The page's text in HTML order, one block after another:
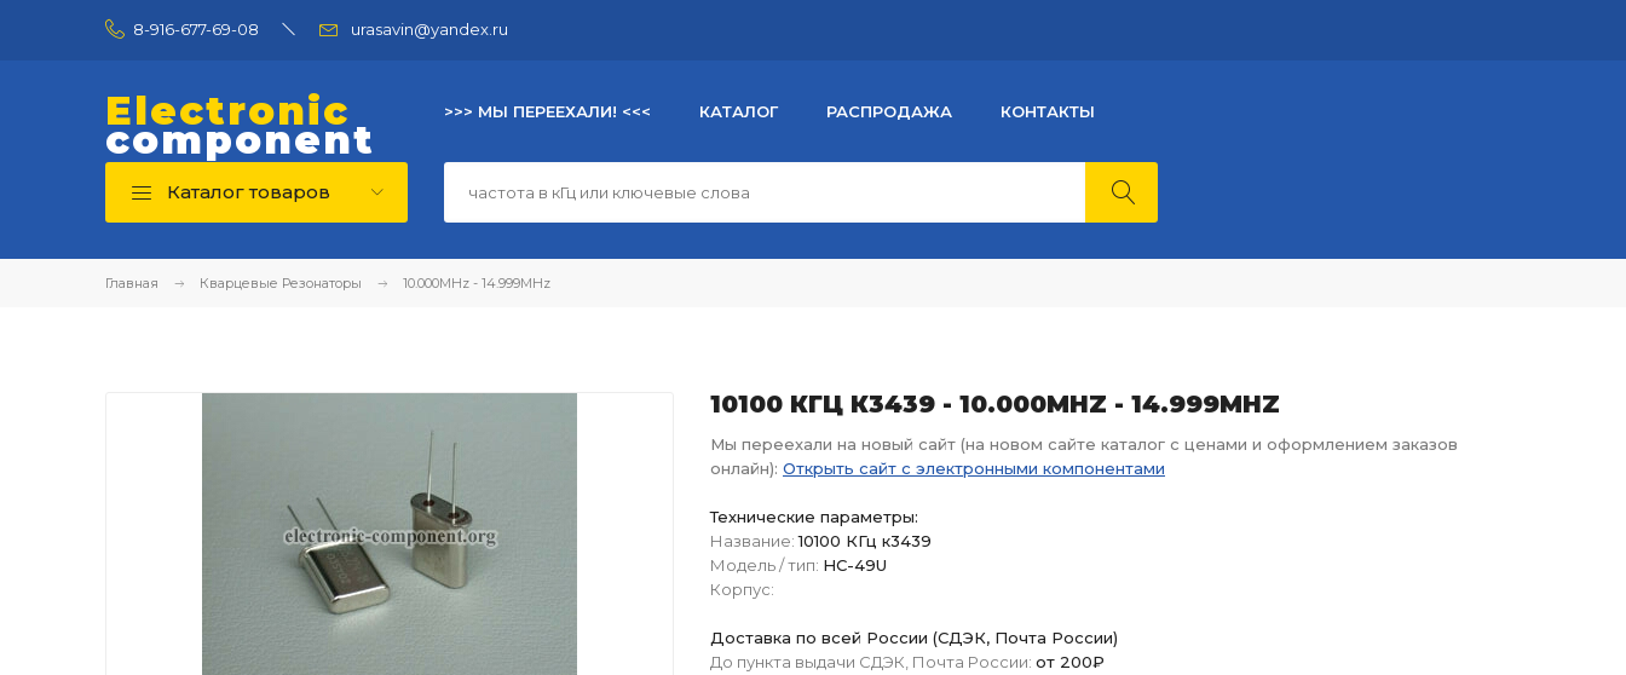
8-916-677-69-08 urasavin@yandex.ru
Electronic
component
>>> МЫ ПЕРЕЕХАЛИ! <<< КАТАЛОГ РАСПРОДАЖА КОНТАКТЫ
Каталог товаров
Главная Кварцевые Резонаторы 10.000MHz - 14.999MHz
10100 КГЦ К3439 - 10.000MHZ - 14.999MHZ
Мы переехали на новый сайт (на новом сайте каталог с ценами и оформлением заказов
онлайн): Открыть сайт с электронными компонентами
Технические параметры:
Название: 10100 КГц к3439
Модель / тип: HC-49U
Корпус:
Доставка по всей России (СДЭК, Почта России)
До пункта выдачи СДЭК, Почта России: от 200₽